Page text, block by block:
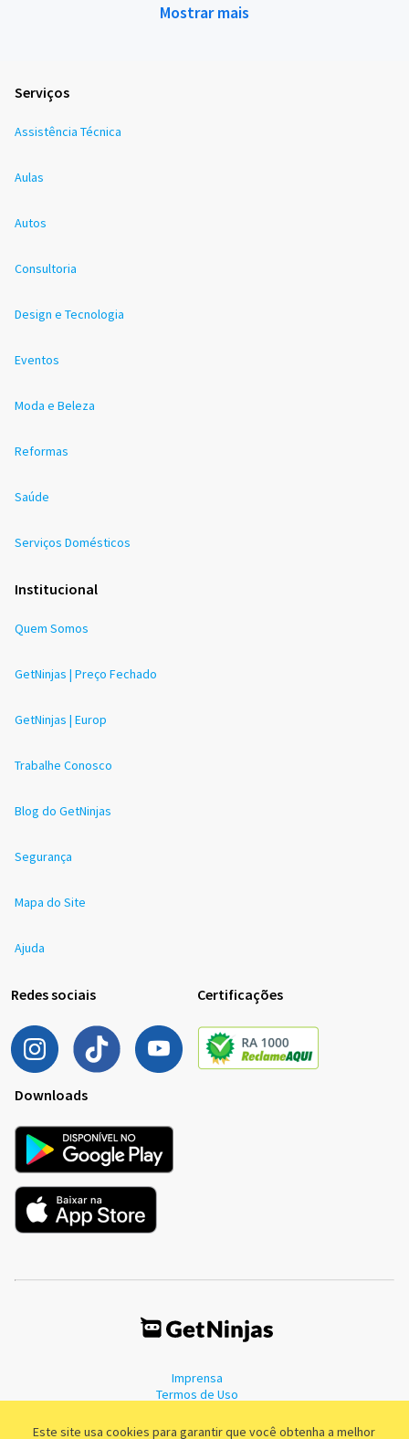
Este site usa cookies para garantir que você obtenha a melhor
Mostrar mais
Serviços
Assistência Técnica
Aulas
Autos
Consultoria
Design e Tecnologia
Eventos
Moda e Beleza
Reformas
Saúde
Serviços Domésticos
Institucional
Quem Somos
GetNinjas | Preço Fechado
GetNinjas | Europ
Trabalhe Conosco
Blog do GetNinjas
Segurança
Mapa do Site
Ajuda
Redes sociais Certificações
Downloads
Imprensa
Termos de Uso